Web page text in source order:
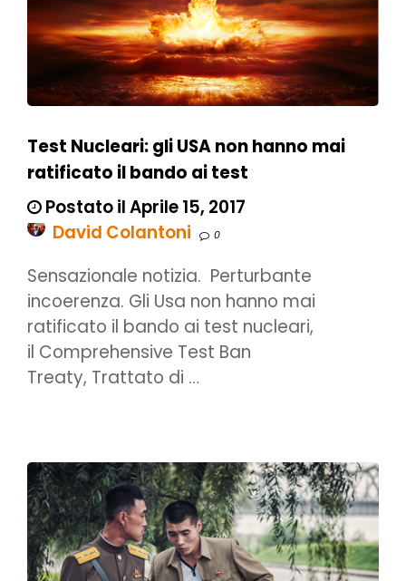
Test Nucleari: gli USA non hanno mai
ratificato il bando ai test
Postato il Aprile 15, 2017
David Colantoni
0
Sensazionale notizia. Perturbante
incoerenza. Gli Usa non hanno mai
ratificato il bando ai test nucleari,
il Comprehensive Test Ban
Treaty, Trattato di …